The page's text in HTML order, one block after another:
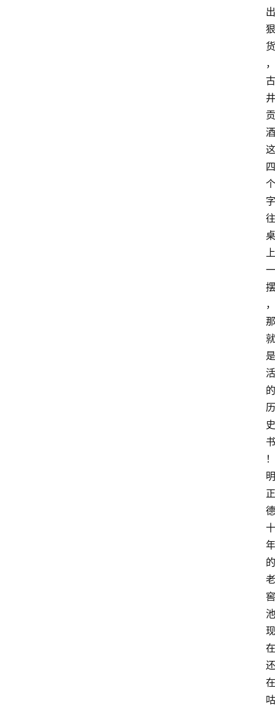
出
狠
货
，
古
井
贡
酒
这
四
个
字
往
桌
上
一
摆
，
那
就
是
活
的
历
史
书
！
明
正
德
十
年
的
老
窖
池
现
在
还
在
咕